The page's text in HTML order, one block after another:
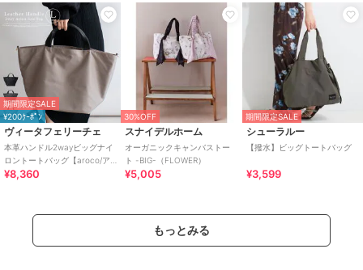
期間限定SALE
¥200ｸｰﾎﾟﾝ
ヴィータフェリーチェ
本革ハンドル2wayビッグナイ
ロントートバッグ【aroco/ア
ロコ】
¥8,360
30%OFF
スナイデルホーム
オーガニックキャンバストー
ト -BIG-（FLOWER）
¥5,005
期間限定SALE
シューラルー
【撥水】ビッグトートバッグ
¥3,599
もっとみる